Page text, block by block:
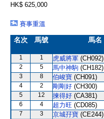
HK$ 625,000
賽事重溫
名次 馬號 馬名
1 1 虎威將軍 (CH092)
2 5 馬中神駒 (CH182)
3 8 伯峻寶 (CH091)
4 2 剛剛好 (CH300)
5 12 揀得好 (CA381)
6 4 超力旺 (CD085)
7 3 京城孖寶 (CE244)